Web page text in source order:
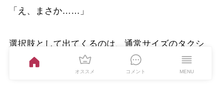
「え、まさか……」
選択肢として出てくるのは、通常サイズのタクシ
ーか、ハイヤー（高額）のみ。
カーシェアに続いて、またもや“満車（？）問題”が
オススメ コメント MENU